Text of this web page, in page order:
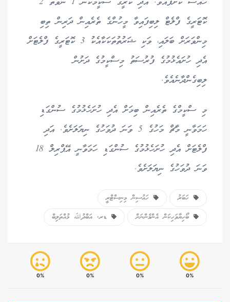
ކޮޓަރީގެ ފްލެޓް ލިބިފައިވާ މީހުންގެ ތެރެއިން ދަރިން ތިބި
މިންވަރަށް ބަލައި، ވަކި ޝަރުތުތަކަކާއެކު 3 ކޮޓަރީގެ ފްލެޓަށް
އެދި ހުށައެޅުމުގެ ފުރުސަތު މިސްކީމުގެ ދަށުން
ލިބިގެންދާނެއެވެ.
މި ސްކީމްގެ ތެރެއިން ބިމަށް އެދި ހުށަހެޅުމުގެ ސުންގަޑި
ހަމަވާނީ މާޗް މަހުގެ 5 ވަނަ ދުވަހުގެ ނިޔަލަށެވެ. އަދި
ފްލެޓަށް އެދި ހުށަހެޅުމުގެ ސުންގަޑި ހަމަވާނީ އޭޕްރިލް 18
ވަނަ ދުވަހުގެ ނިޔަލަށެވެ.
ހަބަރު
ހައުސިން މިނިސްޓްރީ
ބޯހިޔާވަހިކަން އެންމެންނަށް
ޑރ. އަބްދުﷲ މުއްތަލިބް
0%
0%
0%
0%